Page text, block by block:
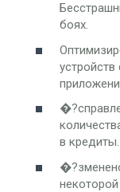
боях.
в кредиты.